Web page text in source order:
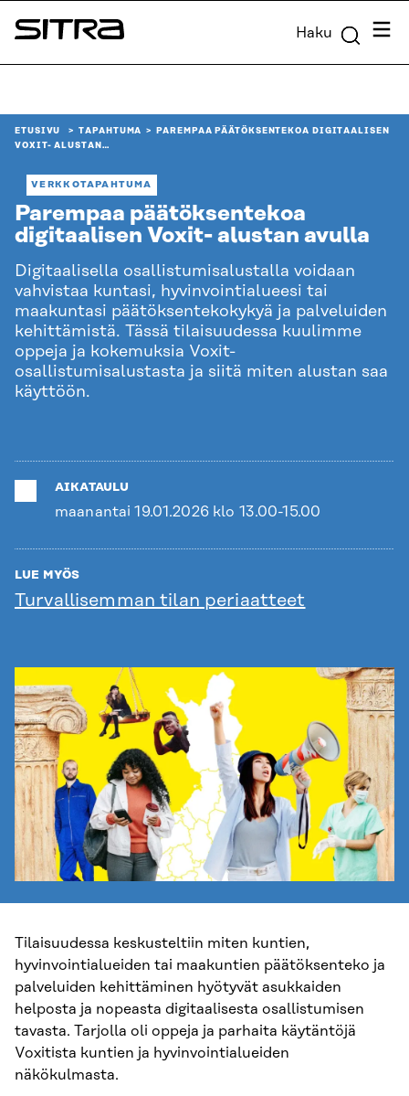
Siirry
suoraan
Sitra Haku
ETUSIVU TAPAHTUMA
PAREMPAA PÄÄTÖKSENTEKOA DIGITAALISEN
VOXIT- ALUSTAN…
VERKKOTAPAHTUMA
Parempaa päätöksentekoa
digitaalisen Voxit- alustan avulla
Digitaalisella osallistumisalustalla voidaan
vahvistaa kuntasi, hyvinvointialueesi tai
maakuntasi päätöksentekokykyä ja palveluiden
kehittämistä. Tässä tilaisuudessa kuulimme
oppeja ja kokemuksia Voxit-
osallistumisalustasta ja siitä miten alustan saa
käyttöön.
AIKATAULU
maanantai 19.01.2026 klo 13.00-15.00
LUE MYÖS
Turvallisemman tilan periaatteet
Tilaisuudessa keskusteltiin miten kuntien,
hyvinvointialueiden tai maakuntien päätöksenteko ja
palveluiden kehittäminen hyötyvät asukkaiden
helposta ja nopeasta digitaalisesta osallistumisen
tavasta. Tarjolla oli oppeja ja parhaita käytäntöjä
Voxitista kuntien ja hyvinvointialueiden
näkökulmasta.